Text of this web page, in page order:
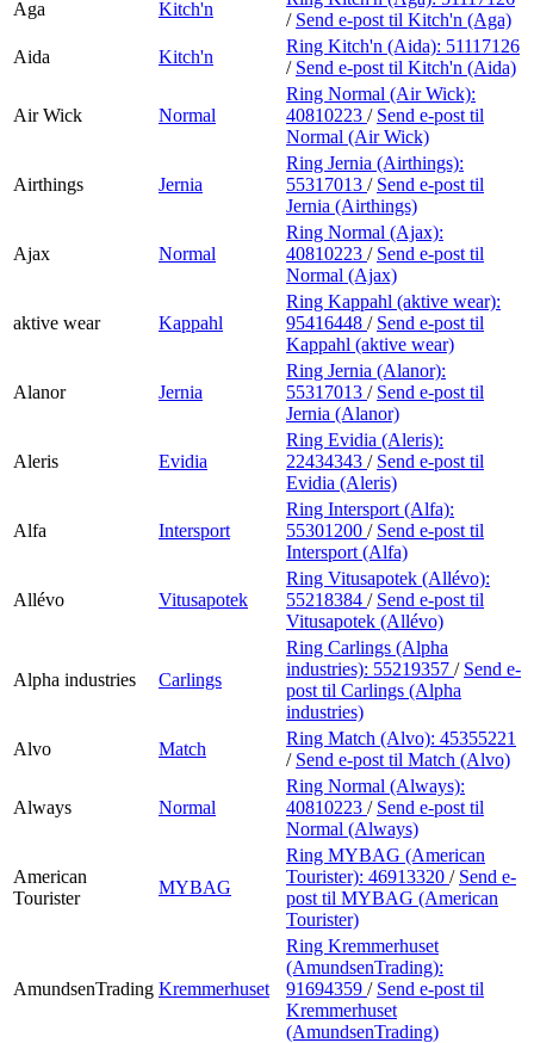
Aga
Kitch'n
/ Send e-post til Kitch'n (Aga)
Aida
Kitch'n
Ring Kitch'n (Aida): 51117126
/ Send e-post til Kitch'n (Aida)
Air Wick Normal
Ring Normal (Air Wick):
40810223 / Send e-post til
Normal (Air Wick)
Airthings Jernia
Ring Jernia (Airthings):
55317013 / Send e-post til
Jernia (Airthings)
Ajax Normal
Ring Normal (Ajax):
40810223 / Send e-post til
Normal (Ajax)
aktive wear Kappahl
Ring Kappahl (aktive wear):
95416448 / Send e-post til
Kappahl (aktive wear)
Alanor Jernia
Ring Jernia (Alanor):
55317013 / Send e-post til
Jernia (Alanor)
Aleris Evidia
Ring Evidia (Aleris):
22434343 / Send e-post til
Evidia (Aleris)
Alfa Intersport
Ring Intersport (Alfa):
55301200 / Send e-post til
Intersport (Alfa)
Allévo Vitusapotek
Ring Vitusapotek (Allévo):
55218384 / Send e-post til
Vitusapotek (Allévo)
Alpha industries Carlings
Ring Carlings (Alpha
industries): 55219357 / Send e-
post til Carlings (Alpha
industries)
Alvo
Match
Ring Match (Alvo): 45355221
/ Send e-post til Match (Alvo)
Always Normal
Ring Normal (Always):
40810223 / Send e-post til
Normal (Always)
American
Tourister
MYBAG
Ring MYBAG (American
Tourister): 46913320 / Send e-
post til MYBAG (American
Tourister)
AmundsenTrading Kremmerhuset
Ring Kremmerhuset
(AmundsenTrading):
91694359 / Send e-post til
Kremmerhuset
(AmundsenTrading)